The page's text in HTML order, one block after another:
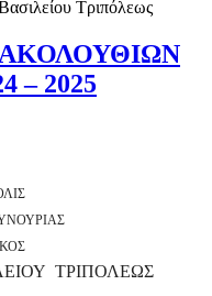
2025
ΤΡΙΠΟΛΕΩΣ